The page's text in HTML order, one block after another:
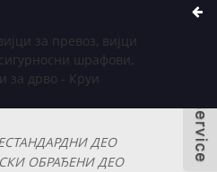
ДЕО
ОБРАЂЕНИ ДЕО